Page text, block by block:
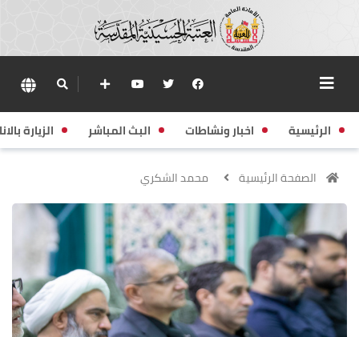
الرئيسية اخبار ونشاطات البث المباشر الزيارة
الصفحة الرئيسية محمد الشكري